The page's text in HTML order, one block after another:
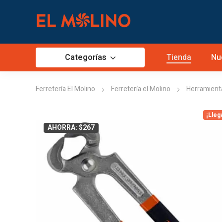
Categorías Tienda
Ferretería El Molino Ferretería el Molino
AHORRA: $267